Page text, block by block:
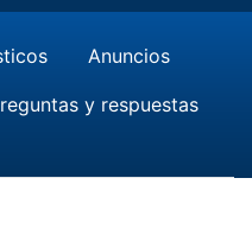
Anuncios
y respuestas